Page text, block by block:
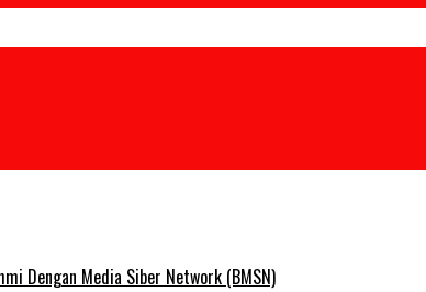
Dengan Media Siber Network (BMSN)